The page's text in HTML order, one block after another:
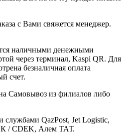
с Вами свяжется менеджер.
наличными денежными
через терминал, Kaspi QR. Для
безналичная оплата
счет.
Самовывоз из филиалов либо
службами QazPost, Jet Logistic,
/ CDEK, Алем ТАТ.